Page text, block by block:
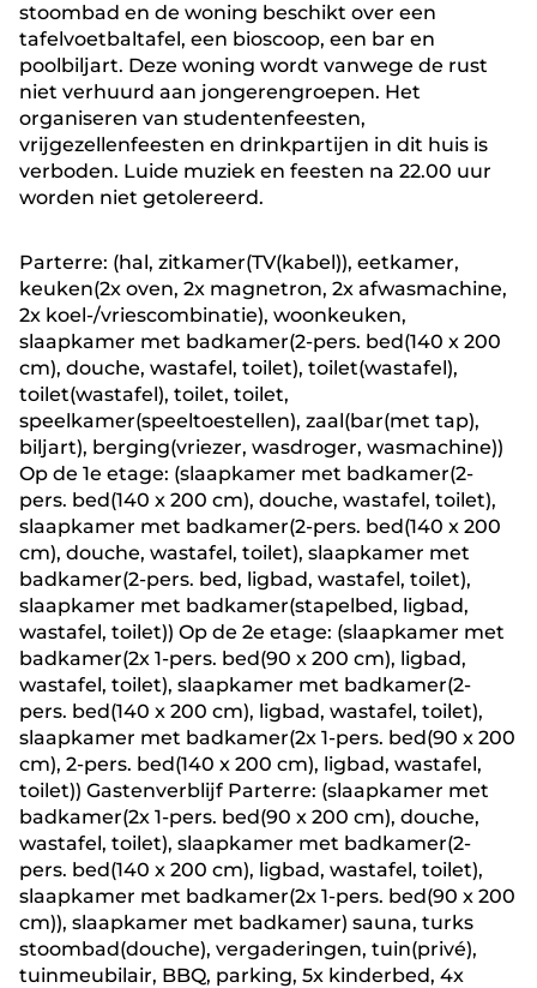
stoombad en de woning beschikt over een
tafelvoetbaltafel, een bioscoop, een bar en
poolbiljart. Deze woning wordt vanwege de rust
niet verhuurd aan jongerengroepen. Het
organiseren van studentenfeesten,
vrijgezellenfeesten en drinkpartijen in dit huis is
verboden. Luide muziek en feesten na 22.00 uur
worden niet getolereerd.
Parterre: (hal, zitkamer(TV(kabel)), eetkamer,
keuken(2x oven, 2x magnetron, 2x afwasmachine,
2x koel-/vriescombinatie), woonkeuken,
slaapkamer met badkamer(2-pers. bed(140 x 200
cm), douche, wastafel, toilet), toilet(wastafel),
toilet(wastafel), toilet, toilet,
speelkamer(speeltoestellen), zaal(bar(met tap),
biljart), berging(vriezer, wasdroger, wasmachine))
Op de 1e etage: (slaapkamer met badkamer(2-
pers. bed(140 x 200 cm), douche, wastafel, toilet),
slaapkamer met badkamer(2-pers. bed(140 x 200
cm), douche, wastafel, toilet), slaapkamer met
badkamer(2-pers. bed, ligbad, wastafel, toilet),
slaapkamer met badkamer(stapelbed, ligbad,
wastafel, toilet)) Op de 2e etage: (slaapkamer met
badkamer(2x 1-pers. bed(90 x 200 cm), ligbad,
wastafel, toilet), slaapkamer met badkamer(2-
pers. bed(140 x 200 cm), ligbad, wastafel, toilet),
slaapkamer met badkamer(2x 1-pers. bed(90 x 200
cm), 2-pers. bed(140 x 200 cm), ligbad, wastafel,
toilet)) Gastenverblijf Parterre: (slaapkamer met
badkamer(2x 1-pers. bed(90 x 200 cm), douche,
wastafel, toilet), slaapkamer met badkamer(2-
pers. bed(140 x 200 cm), ligbad, wastafel, toilet),
slaapkamer met badkamer(2x 1-pers. bed(90 x 200
cm)), slaapkamer met badkamer) sauna, turks
stoombad(douche), vergaderingen, tuin(privé),
tuinmeubilair, BBQ, parking, 5x kinderbed, 4x